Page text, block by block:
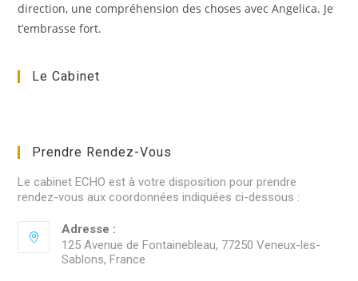
direction, une compréhension des choses avec Angelica. Je
t’embrasse fort.
Le Cabinet
Prendre Rendez-Vous
Le cabinet ECHO est à votre disposition pour prendre
rendez-vous aux coordonnées indiquées ci-dessous :
Adresse :
125 Avenue de Fontainebleau, 77250 Veneux-les-
Sablons, France